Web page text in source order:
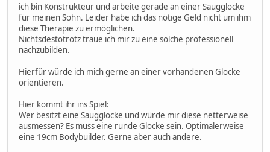
ich bin Konstrukteur und arbeite gerade an einer Saugglocke
für meinen Sohn. Leider habe ich das nötige Geld nicht um ihm
diese Therapie zu ermöglichen.
Nichtsdestotrotz traue ich mir zu eine solche professionell
nachzubilden.
Hierfür würde ich mich gerne an einer vorhandenen Glocke
orientieren.
Hier kommt ihr ins Spiel:
Wer besitzt eine Saugglocke und würde mir diese netterweise
ausmessen? Es muss eine runde Glocke sein. Optimalerweise
eine 19cm Bodybuilder. Gerne aber auch andere.